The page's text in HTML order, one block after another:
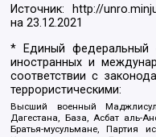
Источник: http://
на23.12.2021
* Единый федеральный
иностранных и
соответствии с
террористическими:
Высший военный
Дагестана, База, Асбат аль-
Братья-мусульмане, Партия